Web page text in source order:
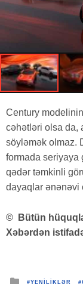
Century
cəhətləri olsa da,
söyləmək olmaz.
formada seriyaya
qədər təmkinli
dayaqlar ənənəvi
©
Bütün
Xəbərdən
Posted
#YENİLİKLƏR